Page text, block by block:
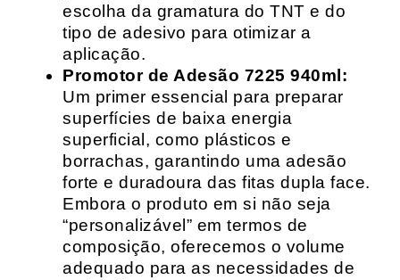
escolha da gramatura do TNT e do
tipo de adesivo para otimizar a
aplicação.
Promotor de Adesão 7225 940ml:
Um primer essencial para preparar
superfícies de baixa energia
superficial, como plásticos e
borrachas, garantindo uma adesão
forte e duradoura das fitas dupla face.
Embora o produto em si não seja
“personalizável” em termos de
composição, oferecemos o volume
adequado para as necessidades de